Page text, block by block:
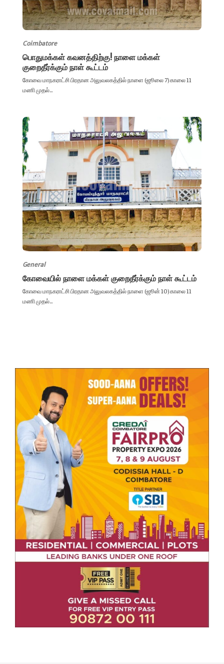
Coimbatore
பொதுமக்கள் கவனத்திற்கு! நாளை மக்கள்
குறைதீர்க்கும் நாள் கூட்டம்
கோவை மாநகராட்சி பிரதான அலுவலகத்தில் நாளை (ஜூலை 7) காலை 11
மணி முதல்...
General
கோவையில் நாளை மக்கள் குறைதீர்க்கும் நாள் கூட்டம்
கோவை மாநகராட்சி பிரதான அலுவலகத்தில் நாளை (ஜூன் 10) காலை 11
மணி முதல்...